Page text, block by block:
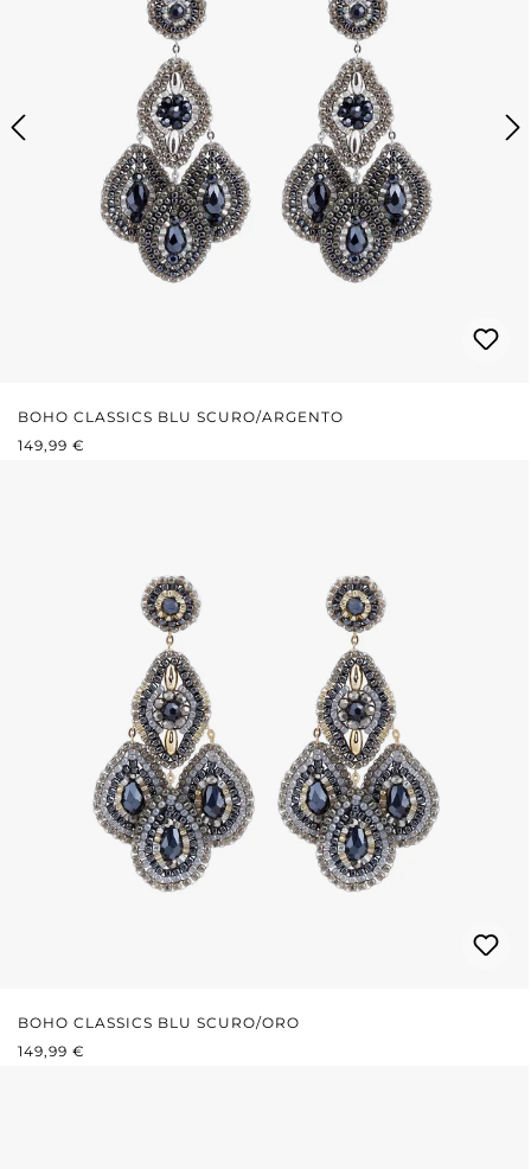
BOHO CLASSICS BLU SCURO/ARGENTO
PREZZO NORMALE:
149,99 €
BOHO CLASSICS BLU SCURO/ORO
PREZZO NORMALE:
149,99 €